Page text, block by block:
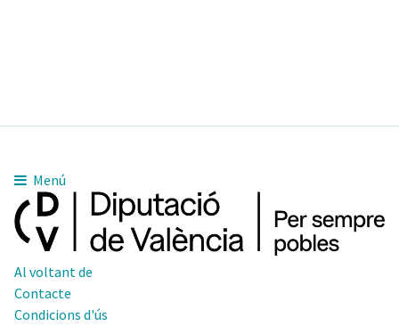
Menú
Al voltant de
Contacte
Condicions d'ús